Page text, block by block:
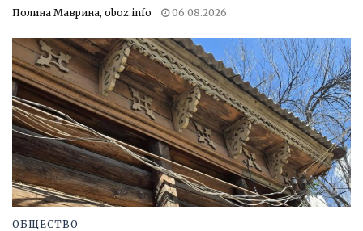
Полина Маврина, oboz.info 06.08.2026
ОБЩЕСТВО